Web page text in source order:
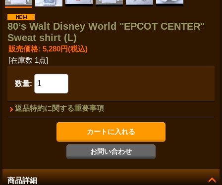
80’s Walt Disney World "EPCOT CENTER"
Sweat shirt (L)
販売価格: 5,280円(税込)
[在庫数 1点]
数量:
返品特約に関する重要事項
商品詳細